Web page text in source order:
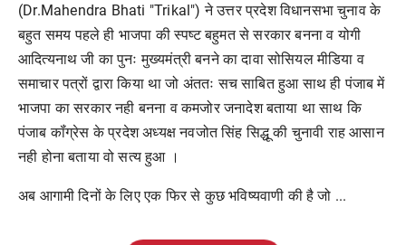
(Dr.Mahendra Bhati "Trikal") ने उत्तर प्रदेश विधानसभा चुनाव के
बहुत समय पहले ही भाजपा की स्पष्ट बहुमत से सरकार बनना व योगी
आदित्यनाथ जी का पुनः मुख्यमंत्री बनने का दावा सोसियल मीडिया व
समाचार पत्रों द्वारा किया था जो अंततः सच साबित हुआ साथ ही पंजाब में
भाजपा का सरकार नही बनना व कमजोर जनादेश बताया था साथ कि
पंजाब कॉंग्रेस के प्रदेश अध्यक्ष नवजोत सिंह सिद्धू की चुनावी राह आसान
नही होना बताया वो सत्य हुआ ।
अब आगामी दिनों के लिए एक फिर से कुछ भविष्यवाणी की है जो ...